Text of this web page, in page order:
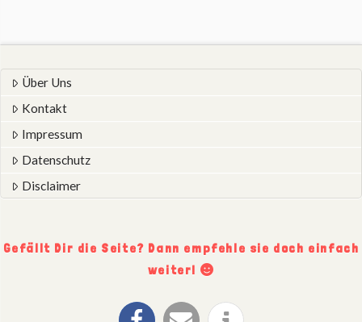
Über Uns
Kontakt
Impressum
Datenschutz
Disclaimer
Gefällt Dir die Seite? Dann empfehle sie doch einfach
weiter!